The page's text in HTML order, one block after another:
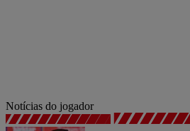
Notícias do jogador